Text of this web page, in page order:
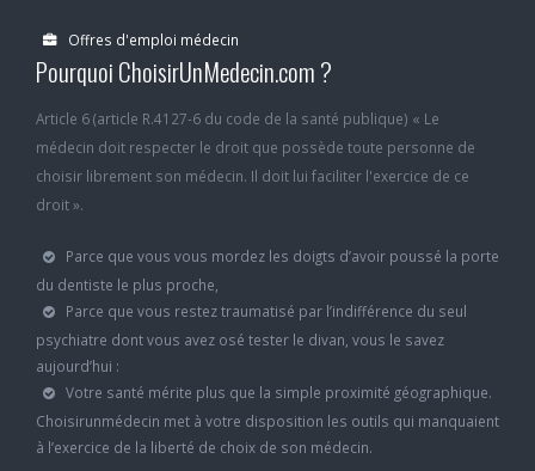
Offres d'emploi médecin
Pourquoi ChoisirUnMedecin.com ?
Article 6 (article R.4127-6 du code de la santé publique) « Le
médecin doit respecter le droit que possède toute personne de
choisir librement son médecin. Il doit lui faciliter l'exercice de ce
droit ».
Parce que vous vous mordez les doigts d’avoir poussé la porte
du dentiste le plus proche,
Parce que vous restez traumatisé par l’indifférence du seul
psychiatre dont vous avez osé tester le divan, vous le savez
aujourd’hui :
Votre santé mérite plus que la simple proximité géographique.
Choisirunmédecin met à votre disposition les outils qui manquaient
à l’exercice de la liberté de choix de son médecin.